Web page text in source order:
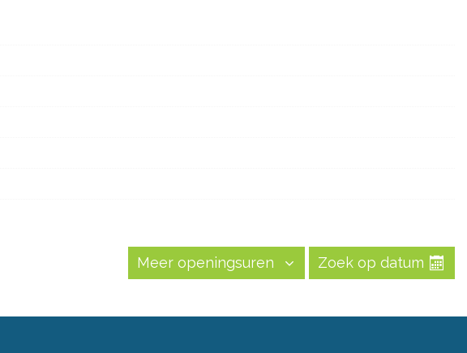
Meer openingsuren Zoek op datum